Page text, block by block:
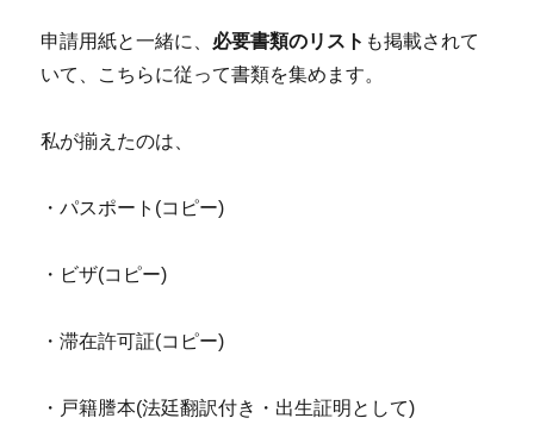
申請用紙と一緒に、 必要書類のリスト も掲載されて
いて、こちらに従って書類を集めます。
私が揃えたのは、
・パスポート(コピー)
・ビザ(コピー)
・滞在許可証(コピー)
・戸籍謄本(法廷翻訳付き・出生証明として)